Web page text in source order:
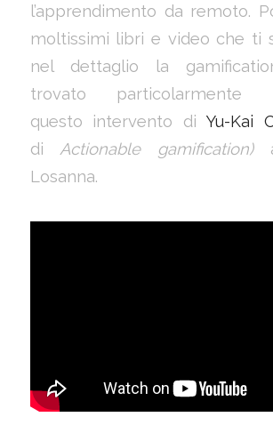
l’apprendimento da remoto.
moltissimi libri e video che ti
nel dettaglio la
trovato particolarmente
questo intervento di Yu-Kai
di Actionable gamification)
Losanna.